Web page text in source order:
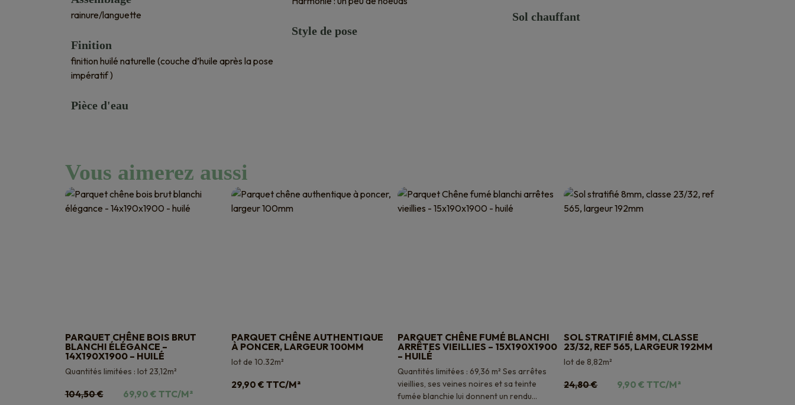
rainure/languette
Finition
finition huilé naturelle (couche d’huile après la pose
impératif )
Pièce d'eau
Style de pose
Sol chauffant
Vous aimerez aussi
PARQUET CHÊNE BOIS BRUT
BLANCHI ÉLÉGANCE –
14X190X1900 – HUILÉ
Quantités limitées : lot 23,12m²
104,50€ 69,90 €Le
TTC/M²
PARQUET CHÊNE AUTHENTIQUE
À PONCER, LARGEUR 100MM
lot de 10.32m²
29,90 € TTC/M²
PARQUET CHÊNE FUMÉ BLANCHI
ARRÊTES VIEILLIES – 15X190X1900
– HUILÉ
Quantités limitées : 69,36 m² Ses arrêtes
vieillies, ses veines noires et sa teinte
fumée blanchie lui donnent un rendu...
SOL STRATIFIÉ 8MM, CLASSE
23/32, REF 565, LARGEUR 192MM
lot de 8,82m²
24,80€ 9,90€ Le
TTC/M²